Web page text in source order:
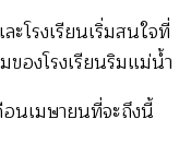
ะโรงเรียนเริ่มสนใจที่
ของโรงเรียนริมแม่น้ำ
อนเมษายนที่จะถึงนี้